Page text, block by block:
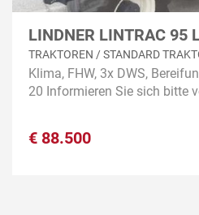
LINDNER LINTRAC 95
TRAKTOREN / STANDARD
Klima, FHW, 3x DWS,
20 Informieren Sie sich bitte
€ 88.500